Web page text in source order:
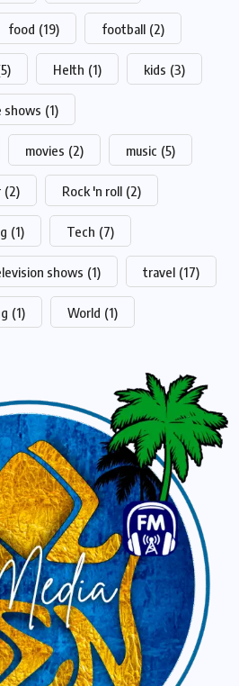
food (19) football (2)
Helth (1) kids (3)
shows (1)
movies (2) music (5)
(2) Rock 'n roll (2)
(1) Tech (7)
shows (1) travel (17)
(1) World (1)